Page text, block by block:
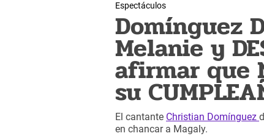
Espectáculos
Domínguez
Melanie y
afirmar que
su
El cantante Christian Domínguez
en chancar a Magaly.